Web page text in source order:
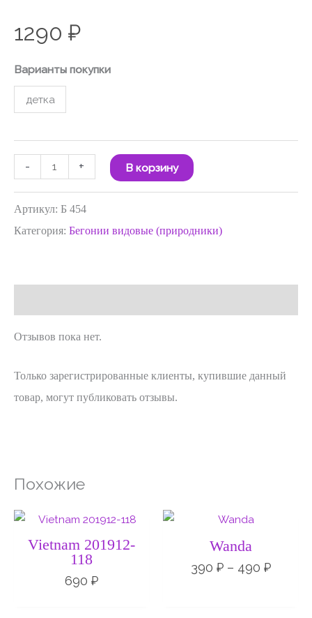
1290 ₽
Варианты покупки
детка
- + В корзину
Артикул: Б 454
Категория: Бегонии видовые (природники)
Отзывов пока нет.
Только зарегистрированные клиенты, купившие данный
товар, могут публиковать отзывы.
Похожие
Vietnam 201912-
118
690 ₽
Wanda
390 ₽ – 490 ₽490 ₽